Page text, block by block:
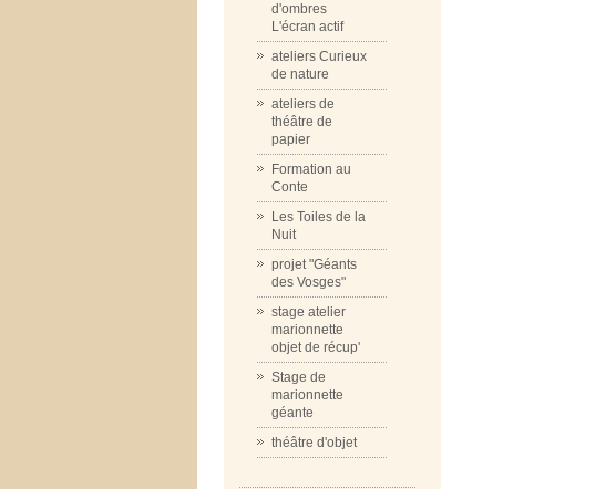
d'ombres
L'écran actif
ateliers Curieux
de nature
ateliers de
théâtre de
papier
Formation au
Conte
Les Toiles de la
Nuit
projet "Géants
des Vosges"
stage atelier
marionnette
objet de récup'
Stage de
marionnette
géante
théâtre d'objet